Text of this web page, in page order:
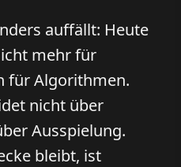
auffällt: Heute
mehr für
für Algorithmen.
nicht über
Ausspielung.
bleibt, ist